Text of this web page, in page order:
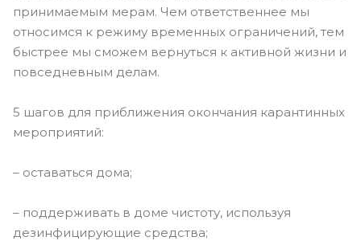
принимаемым мерам. Чем ответственнее мы
относимся к режиму временных ограничений, тем
быстрее мы сможем вернуться к активной жизни и
повседневным делам.
5 шагов для приближения окончания карантинных
мероприятий:
– оставаться дома;
– поддерживать в доме чистоту, используя
дезинфицирующие средства;